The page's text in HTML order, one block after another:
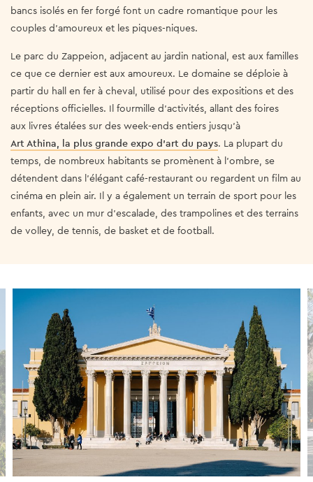
bancs isolés en fer forgé font un cadre romantique pour les
couples d'amoureux et les piques-niques.
Le parc du Zappeion, adjacent au jardin national, est aux familles
ce que ce dernier est aux amoureux. Le domaine se déploie à
partir du hall en fer à cheval, utilisé pour des expositions et des
réceptions officielles. Il fourmille d'activités, allant des foires
aux livres étalées sur des week-ends entiers jusqu'à
Art Athina, la plus grande expo d'art du pays. La plupart du
temps, de nombreux habitants se promènent à l'ombre, se
détendent dans l'élégant café-restaurant ou regardent un film au
cinéma en plein air. Il y a également un terrain de sport pour les
enfants, avec un mur d'escalade, des trampolines et des terrains
de volley, de tennis, de basket et de football.